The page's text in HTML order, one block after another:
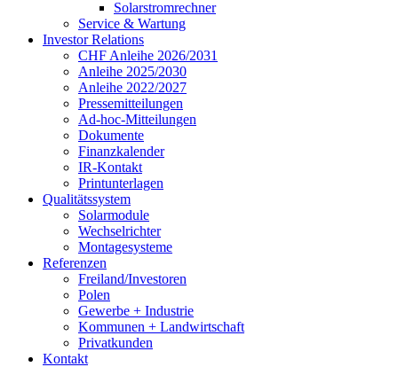
Solarstromrechner
Service & Wartung
Investor Relations
CHF Anleihe 2026/2031
Anleihe 2025/2030
Anleihe 2022/2027
Pressemitteilungen
Ad-hoc-Mitteilungen
Dokumente
Finanzkalender
IR-Kontakt
Printunterlagen
Qualitätssystem
Solarmodule
Wechselrichter
Montagesysteme
Referenzen
Freiland/Investoren
Polen
Gewerbe + Industrie
Kommunen + Landwirtschaft
Privatkunden
Kontakt